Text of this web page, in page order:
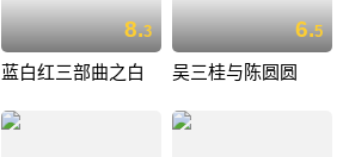
8.3
蓝白红三部曲之白
6.5
吴三桂与陈圆圆